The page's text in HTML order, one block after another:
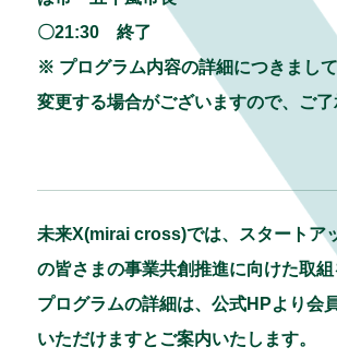
〇21:30 終了
※ プログラム内容の詳細につきまし
変更する場合がございますので、ご了
未来X(mirai cross)では、スタートア
の皆さまの事業共創推進に向けた取
プログラムの詳細は、公式HPより会
いただけますとご案内いたします。